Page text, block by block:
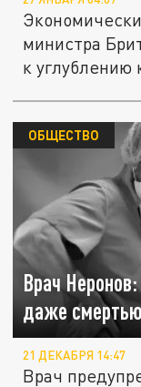
министра
к углублению
Врач
даже
ОБЩЕСТВО
21 ДЕКАБРЯ 14:47
Врач